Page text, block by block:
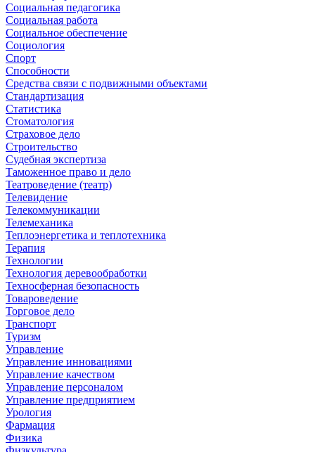
Социальная педагогика
Социальная работа
Социальное обеспечение
Социология
Спорт
Способности
Средства связи с подвижными объектами
Стандартизация
Статистика
Стоматология
Страховое дело
Строительство
Судебная экспертиза
Таможенное право и дело
Театроведение (театр)
Телевидение
Телекоммуникации
Телемеханика
Теплоэнергетика и теплотехника
Терапия
Технологии
Технология деревообработки
Техносферная безопасность
Товароведение
Торговое дело
Транспорт
Туризм
Управление
Управление инновациями
Управление качеством
Управление персоналом
Управление предприятием
Урология
Фармация
Физика